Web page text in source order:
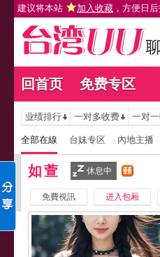
建议将本站 加入收藏 ，方便日
回首页 免费专区
业绩排行 一对多收费 一对
全部在線 台妹专区 內地主播
如萱 休息中
免費視訊 进入包厢